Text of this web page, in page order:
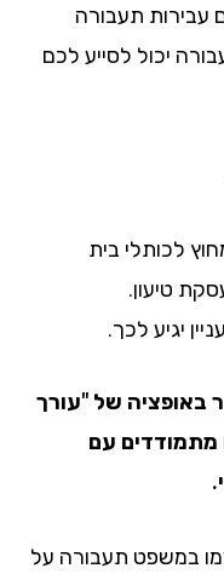
תעבורה
יכול לסייע לכם
בית
לכך.
של "עורך
עם
תעבורה על